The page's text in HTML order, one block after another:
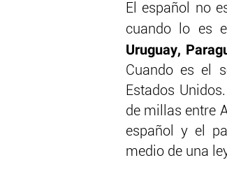
El español no
cuando lo es
Uruguay,
Cuando es el
Estados
de millas entre
español y el
medio de una